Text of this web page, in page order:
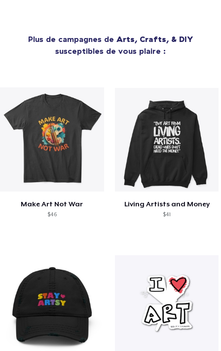
Plus de campagnes de Arts, Crafts, & DIY
susceptibles de vous plaire :
Make Art Not War
$46
Living Artists and Money
$41